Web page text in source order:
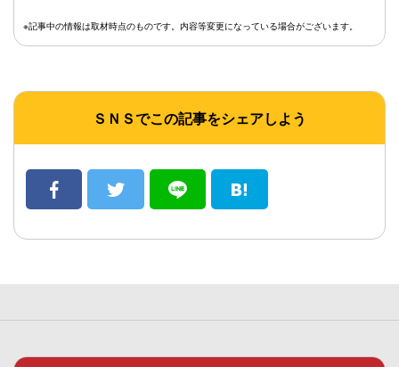
※記事中の情報は取材時点のものです。内容等変更になっている場合がございます。
ＳＮＳでこの記事をシェアしよう